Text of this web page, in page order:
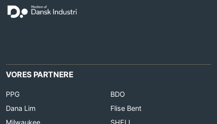
VORES PARTNERE
PPG
BDO
Dana Lim
Flise Bent
Milwaukee
SHELL